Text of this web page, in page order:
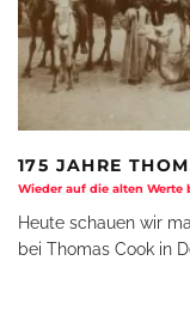
175 JAHRE
Wieder auf die alten Werte
Heute schauen wir
bei Thomas Cook in